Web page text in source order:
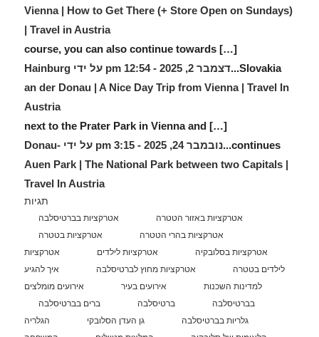
Vienna | How to Get There (+ Store Open on Sundays)
| Travel in Austria
[…] course, you can also continue towards
Slovakia...
דצמבר 2, 2025 - 12:54 pm על ידי Hainburg
an der Donau | A Nice Day Trip from Vienna | Travel In
Austria
[…] next to the Prater Park in Vienna and
continues...
נובמבר 24, 2025 - 3:15 pm על ידי Donau-
Auen Park | The National Park between two Capitals |
Travel In Austria
תגיות
אטרקציות באזור הטטרה
אטרקציות בברטיסלבה
אטרקציות בהרי הטטרה
אטרקציות בטטרה
אטרקציות בסלובקיה
אטרקציות לילדים
אטרקציות
לילדים בטטרה
אטרקציות מחוץ לברטיסלבה
איך להגיע
למדינות השכנות
אירועים בעיר
אירועים מומלצים
בברטיסלבה
ברטיסלבה
ברים בברטיסלבה
גלריות בברטיסלבה
גן העדן הסלובקי
הגלריה